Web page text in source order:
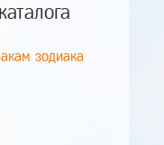
зодиака